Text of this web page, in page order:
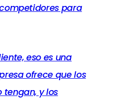
para
eso es una
ofrece que los
tengan, y los